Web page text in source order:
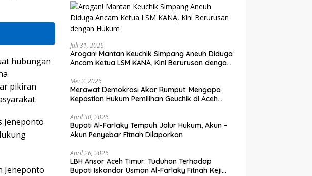
hubungan
pikiran
Jeneponto
Jeneponto
Juli 31, 2026
Arogan! Mantan Keuchik Simpang Aneuh Diduga
Ancam Ketua LSM KANA, Kini Berurusan dengan
Mei 2, 2026
Merawat Demokrasi Akar Rumput: Mengapa
Kepastian Hukum Pemilihan Geuchik di Aceh
April 30, 2026
Bupati Al-Farlaky Tempuh Jalur Hukum, Akun –
Akun Penyebar Fitnah Dilaporkan
April 26, 2026
LBH Ansor Aceh Timur: Tuduhan Terhadap
Bupati Iskandar Usman Al-Farlaky Fitnah Keji